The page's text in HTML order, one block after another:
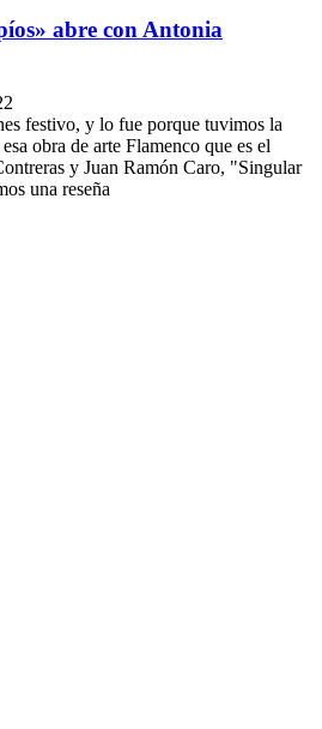
abre con Antonia
festivo, y lo fue porque tuvimos la
obra de arte Flamenco que es el
y Juan Ramón Caro, "Singular
una reseña